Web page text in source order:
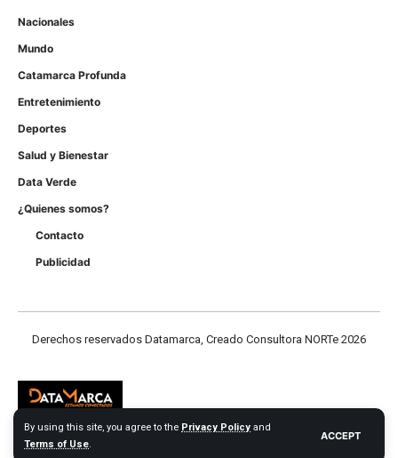
By using this site, you agree to the Privacy Policy and
Terms of Use.
ACCEPT
Nacionales
Mundo
Catamarca Profunda
Entretenimiento
Deportes
Salud y Bienestar
Data Verde
¿Quienes somos?
Contacto
Publicidad
Derechos reservados Datamarca, Creado Consultora NORTe 2026
Derechos reservados Datamarca.com 2026 - Consultora NORTE Web